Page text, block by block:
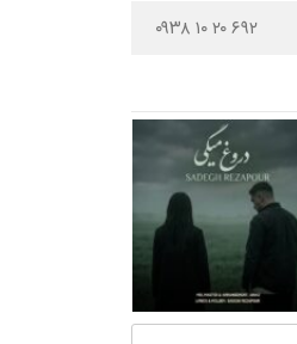
۰۹۳۸ ۱۰ ۲۰ ۶۹۲